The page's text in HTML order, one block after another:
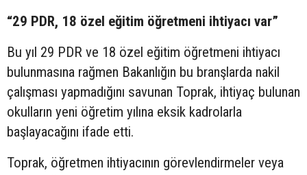
“29 PDR, 18 özel eğitim öğretmeni ihtiyacı var”
Bu yıl 29 PDR ve 18 özel eğitim öğretmeni ihtiyacı
bulunmasına rağmen Bakanlığın bu branşlarda nakil
çalışması yapmadığını savunan Toprak, ihtiyaç bulunan
okulların yeni öğretim yılına eksik kadrolarla
başlayacağını ifade etti.
Toprak, öğretmen ihtiyacının görevlendirmeler veya